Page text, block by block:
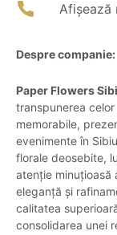
Afișează
Despre companie:
Paper Flowers
transpunerea
memorabile,
evenimente în
florale deosebite,
atenție minuțioasă
eleganță și
calitatea
consolidarea unei